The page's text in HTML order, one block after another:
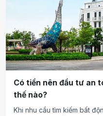
Có tiền nên đầu tư an
thế nào?
Khi nhu cầu tìm kiếm bất